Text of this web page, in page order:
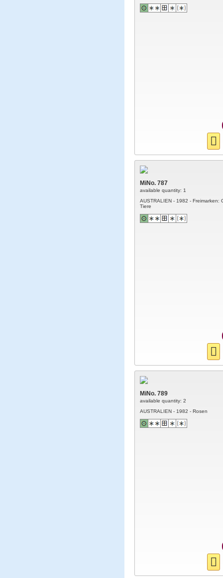
MiNo. 787
available quantity: 1
AUSTRALIEN - 1982 - Freimarken:
Tiere
MiNo. 789
available quantity: 2
AUSTRALIEN - 1982 - Rosen